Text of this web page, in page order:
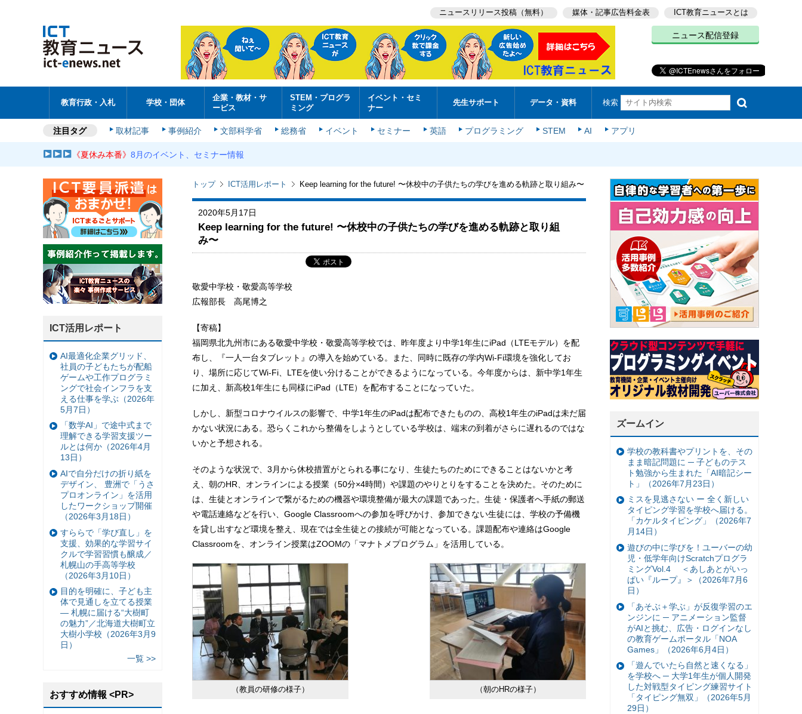
ニュースリリース投稿（無料） 媒体・記事広告料金表 ICT教育ニュースとは
ニュース配信登録
教育行政・入札 学校・団体
企業・教材・サ
ービス
STEM・プログラ
ミング
イベント・セミ
ナー
先生サポート データ・資料 検索
注目タグ 取材記事 事例紹介 文部科学省 総務省 イベント セミナー 英語 プログラミング STEM AI アプリ
《夏休み本番》8月のイベント、セミナー情報
トップ ICT活用レポート Keep learning for the future! 〜休校中の子供たちの学びを進める軌跡と取り組み〜
2020年5月17日
Keep learning for the future! 〜休校中の子供たちの学びを進める軌跡と取り組
み〜
敬愛中学校・敬愛高等学校
広報部長 高尾博之
【寄稿】
福岡県北九州市にある敬愛中学校・敬愛高等学校では、昨年度より中学1年生にiPad（LTEモデル）を配
布し、『一人一台タブレット』の導入を始めている。また、同時に既存の学内Wi-Fi環境を強化してお
り、場所に応じてWi-Fi、LTEを使い分けることができるようになっている。今年度からは、新中学1年生
に加え、新高校1年生にも同様にiPad（LTE）を配布することになっていた。
しかし、新型コロナウイルスの影響で、中学1年生のiPadは配布できたものの、高校1年生のiPadは未だ届
かない状況にある。恐らくこれから整備をしようとしている学校は、端末の到着がさらに遅れるのではな
いかと予想される。
そのような状況で、3月から休校措置がとられる事になり、生徒たちのためにできることはないかと考
え、朝のHR、オンラインによる授業（50分×4時間）や課題のやりとりをすることを決めた。そのために
は、生徒とオンラインで繋がるための機器や環境整備が最大の課題であった。生徒・保護者へ手紙の郵送
や電話連絡などを行い、Google Classroomへの参加を呼びかけ、参加できない生徒には、学校の予備機
を貸し出すなど環境を整え、現在では全生徒との接続が可能となっている。課題配布や連絡はGoogle
Classroomを、オンライン授業はZOOMの「マナトメプログラム」を活用している。
（教員の研修の様子） （朝のHRの様子）
ズームイン
学校の教科書やプリントを、その
まま暗記問題に ─ 子どものテス
ト勉強から生まれた「AI暗記シー
ト」（2026年7月23日）
ミスを見逃さない ー 全く新しい
タイピング学習を学校へ届ける。
「カケルタイピング」（2026年7
月14日）
遊びの中に学びを！ユーバーの幼
児・低学年向けScratchプログラ
ミングVol.4 ＜あしあとがいっ
ぱい『ループ』＞（2026年7月6
日）
「あそぶ＋学ぶ」が反復学習のエ
ンジンに ─ アニメーション監督
がAIと挑む、広告・ログインなし
の教育ゲームポータル「NOA
Games」（2026年6月4日）
「遊んでいたら自然と速くなる」
を学校へ ─ 大学1年生が個人開発
した対戦型タイピング練習サイト
「タイピング無双」（2026年5月
29日）
ICT活用レポート
AI最適化企業グリッド、
社員の子どもたちが配船
ゲームや工作プログラミ
ングで社会インフラを支
える仕事を学ぶ（2026年
5月7日）
「数学AI」で途中式まで
理解できる学習支援ツー
ルとは何か（2026年4月
13日）
AIで自分だけの折り紙を
デザイン、 豊洲で「うさ
プロオンライン」を活用
したワークショップ開催
（2026年3月18日）
すららで「学び直し」を
支援、効果的な学習サイ
クルで学習習慣も醸成／
札幌山の手高等学校
（2026年3月10日）
目的を明確に、子ども主
体で見通しを立てる授業
— 札幌に届ける“大樹町
の魅力”／北海道大樹町立
大樹小学校（2026年3月9
日）
一覧 >>
おすすめ情報 <PR>